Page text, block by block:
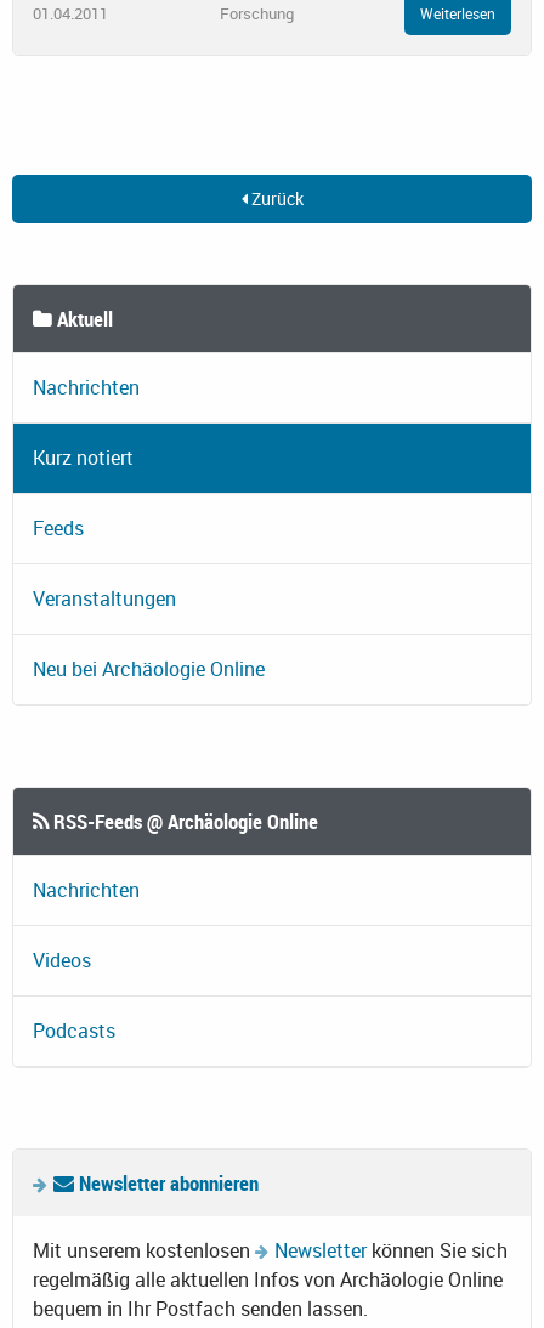
01.04.2011 Forschung Weiterlesen
Zurück
Aktuell
Nachrichten
Kurz notiert
Feeds
Veranstaltungen
Neu bei Archäologie Online
RSS-Feeds @ Archäologie Online
Nachrichten
Videos
Podcasts
Newsletter abonnieren
Mit unserem kostenlosen Newsletterkönnen Sie sich
regelmäßig alle aktuellen Infos von Archäologie Online
bequem in Ihr Postfach senden lassen.